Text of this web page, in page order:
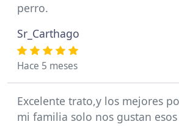
perro.
Sr_Carthago
Hace 5 meses
Excelente trato,y los mejores
mi familia solo nos gustan